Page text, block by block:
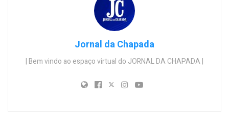
Jornal da Chapada
| Bem vindo ao espaço virtual do JORNAL DA CHAPADA |